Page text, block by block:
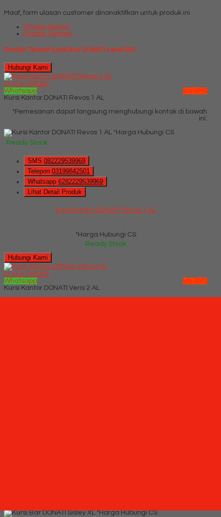
Maaf, form ulasan customer dinonaktifkan untuk produk ini
Produk Terkait
Produk Terbaru
Produk Terkait Kursi Bar DONATI Level BS
Hubungi Kami
QUICK ORDER
Whatsapp
via SMS
Kursi Kantor DONATI Revos 1 AL
*Pemesanan dapat langsung menghubungi kontak di bawah
ini:
*Harga Hubungi CS
Ready Stock
SMS 082229539969
Telepon 03199842501
Whatsapp 6282229539969
Lihat Detail Produk
Kursi Kantor DONATI Revos 1 AL
*Harga Hubungi CS
Ready Stock
Hubungi Kami
QUICK ORDER
Whatsapp
via SMS
Kursi Kantor DONATI Veris 2 AL
*Harga Hubungi CS